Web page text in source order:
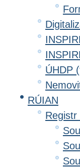
ÚHDP
RÚIAN